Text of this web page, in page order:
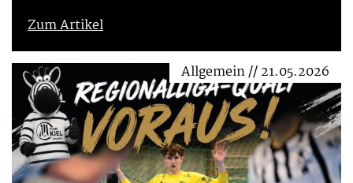
Zum Artikel
Allgemein // 21.05.2026